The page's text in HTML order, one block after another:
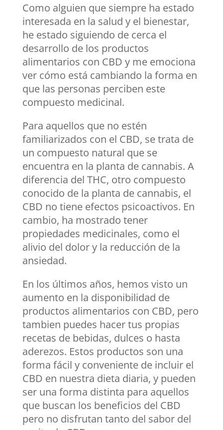
Como alguien que siempre ha estado
interesada en la salud y el bienestar,
he estado siguiendo de cerca el
desarrollo de los productos
alimentarios con CBD y me emociona
ver cómo está cambiando la forma en
que las personas perciben este
compuesto medicinal.
Para aquellos que no estén
familiarizados con el CBD, se trata de
un compuesto natural que se
encuentra en la planta de cannabis. A
diferencia del THC, otro compuesto
conocido de la planta de cannabis, el
CBD no tiene efectos psicoactivos. En
cambio, ha mostrado tener
propiedades medicinales, como el
alivio del dolor y la reducción de la
ansiedad.
En los últimos años, hemos visto un
aumento en la disponibilidad de
productos alimentarios con CBD, pero
tambien puedes hacer tus propias
recetas de bebidas, dulces o hasta
aderezos. Estos productos son una
forma fácil y conveniente de incluir el
CBD en nuestra dieta diaria, y pueden
ser una forma distinta para aquellos
que buscan los beneficios del CBD
pero no disfrutan tanto del sabor del